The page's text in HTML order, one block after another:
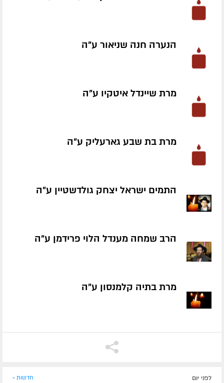
הנערה חנה שניאור ע״ה
מרת שיינדל איטקיו ע״ה
מרת בת שבע גארעליק ע״ה
התמים ישראל יצחק גולדשטיין ע״ה
הרב שמחה מענדל הלוי פרידמן ע״ה
מרת בתיה קלמנסון ע״ה
לפני יום חדשות »